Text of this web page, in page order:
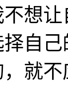
想
自己
就